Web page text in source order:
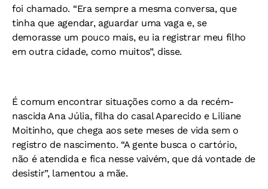
foi chamado. “Era sempre a mesma conversa, que
tinha que agendar, aguardar uma vaga e, se
demorasse um pouco mais, eu ia registrar meu filho
em outra cidade, como muitos”, disse.
É comum encontrar situações como a da recém-
nascida Ana Júlia, filha do casal Aparecido e Liliane
Moitinho, que chega aos sete meses de vida sem o
registro de nascimento. “A gente busca o cartório,
não é atendida e fica nesse vaivém, que dá vontade de
desistir”, lamentou a mãe.